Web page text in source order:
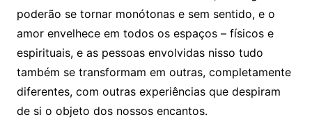
poderão se tornar monótonas e sem sentido, e o
amor envelhece em todos os espaços – físicos e
espirituais, e as pessoas envolvidas nisso tudo
também se transformam em outras, completamente
diferentes, com outras experiências que despiram
de si o objeto dos nossos encantos.